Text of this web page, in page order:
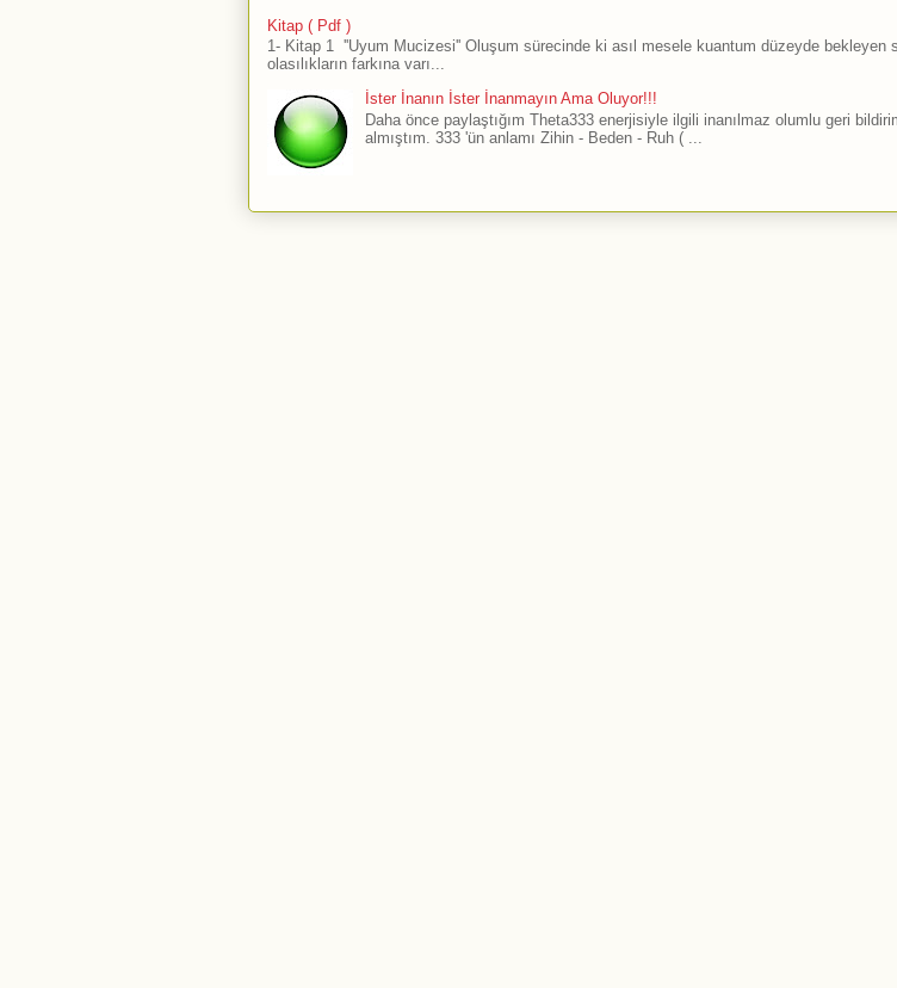
Kitap ( Pdf )
1- Kitap 1 ''Uyum Mucizesi'' Oluşum sürecinde ki asıl mesele kuantum düzeyde bekleyen
olasılıkların farkına varı...
İster İnanın İster İnanmayın Ama Oluyor!!!
Daha önce paylaştığım Theta333 enerjisiyle ilgili inanılmaz olumlu geri
almıştım. 333 'ün anlamı Zihin - Beden - Ruh ( ...